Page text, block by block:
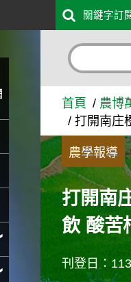
賽夏長
關鍵字訂
首頁 農博
打開南庄
農學報導
打開南
飲 酸苦
刊登日：